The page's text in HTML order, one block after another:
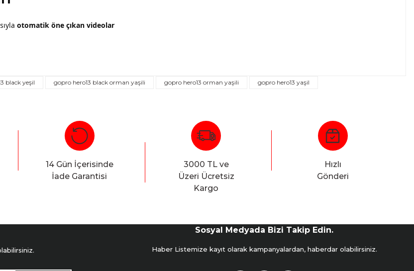
otomatik öne çıkan videolar
Yorum Yaz
black yeşil gopro hero13 black orman yaşili gopro hero13 orman yaşili gopro hero13 yaşil
14 Gün İçerisinde
İade Garantisi
3000 TL ve
Üzeri Ücretsiz
Kargo
Hızlı
Gönderi
Sosyal Medyada Bizi Takip Edin.
Haber Listemize kayıt olarak kampanyalardan, haberdar olabilirsiniz.